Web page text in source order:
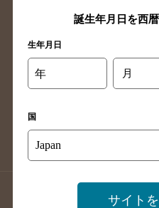
島根県のバー検索
高知県のバー検索
長崎県のバー検索
店舗登録方法のご案内
誕生年月日を西
生年月日
年 月
国
サイト